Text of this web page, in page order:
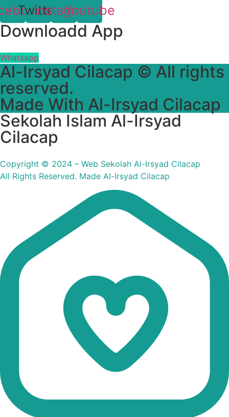
Twitter
Instagram
Youtube
Downloadd App
Whatsapp
Al-Irsyad Cilacap © All rights
reserved.
Made With Al-Irsyad Cilacap
Sekolah Islam Al-Irsyad
Cilacap
Copyright © 2024 – Web Sekolah Al-Irsyad Cilacap
All Rights Reserved. Made Al-Irsyad Cilacap